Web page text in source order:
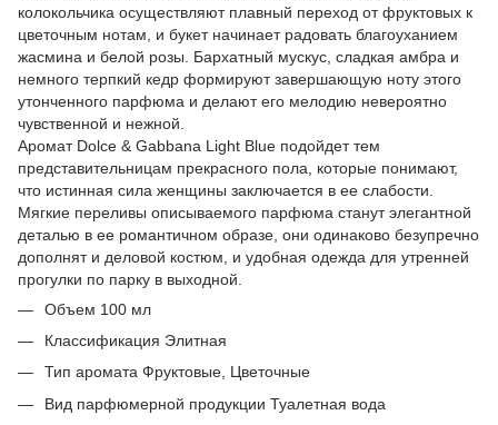
колокольчика осуществляют плавный переход от фруктовых к
цветочным нотам, и букет начинает радовать благоуханием
жасмина и белой розы. Бархатный мускус, сладкая амбра и
немного терпкий кедр формируют завершающую ноту этого
утонченного парфюма и делают его мелодию невероятно
чувственной и нежной.
Аромат Dolce & Gabbana Light Blue подойдет тем
представительницам прекрасного пола, которые понимают,
что истинная сила женщины заключается в ее слабости.
Мягкие переливы описываемого парфюма станут элегантной
деталью в ее романтичном образе, они одинаково безупречно
дополнят и деловой костюм, и удобная одежда для утренней
прогулки по парку в выходной.
Объем 100 мл
Классификация Элитная
Тип аромата Фруктовые, Цветочные
Вид парфюмерной продукции Туалетная вода